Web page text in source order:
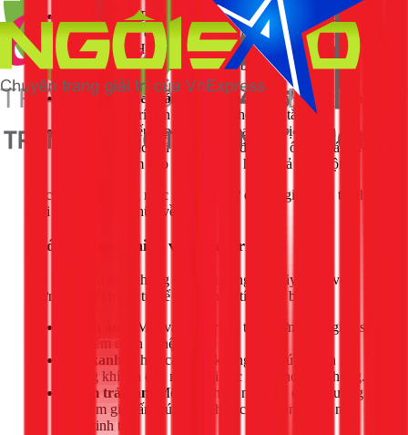
Ổ cắm điện:Phòng ngủ hiện đại cần nhiều ổ cắm hơn
bạn nghĩ: cho đèn ngủ, sạc điện thoại, laptop, máy lọc
không khí... Hãy đảm bảo các ổ cắm được bố trí ở
những vị trí thuận tiện như hai bên đầu giường, góc
bàn làm việc.
Hệ thống chiếu sáng:
Đi lại đường dây để lắp thêm
đèn ở các vị trí cần thiết, thay thế công tắc cũ.
Nếu lắp mới hoặc thay đổi vị trí điều hòa,
cần có kế hoạch đi đường ống đồng và ống thoát nước
hợp lý để đảm bảo thẩm mỹ và hiệu quả hoạt động.
Việc xử lý các hạng mục này ngay từ đầu sẽ giúp bạn tránh
phải đục phá, sửa chữa về sau.
Bước 4: Hoàn thiện và trang trí
Sau khi đã có một không gian nền tảng tốt, hãy thêm vào
những chi tiết trang trí để thể hiện cá tính của bạn.
Một vài bức tranh treo tường đơn giản sẽ
tạo điểm nhấn nghệ thuật.
Cây xanh:
Chậu cây nhỏ không chỉ giúp thanh lọc
không khí mà còn mang lại sức sống cho căn phòng.
Thảm trải sàn:
Một tấm thảm nhỏ bên cạnh giường sẽ
tạo cảm giác ấm cúng và phân chia không gian một
cách tinh tế.